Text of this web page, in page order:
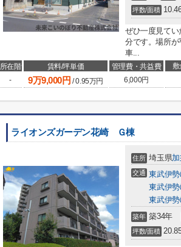
坪数/面積
ぜひ一度見て
分です。場所
車...
所在階 賃料/坪単価 管理費・共益費 敷
-
9万9,000円 /0.95万円 6,000円
ライオンズガーデン花崎 Ｇ棟
住所 埼玉県
交通 東武伊勢
東武伊勢
東武伊勢
築年 築34年
坪数/面積